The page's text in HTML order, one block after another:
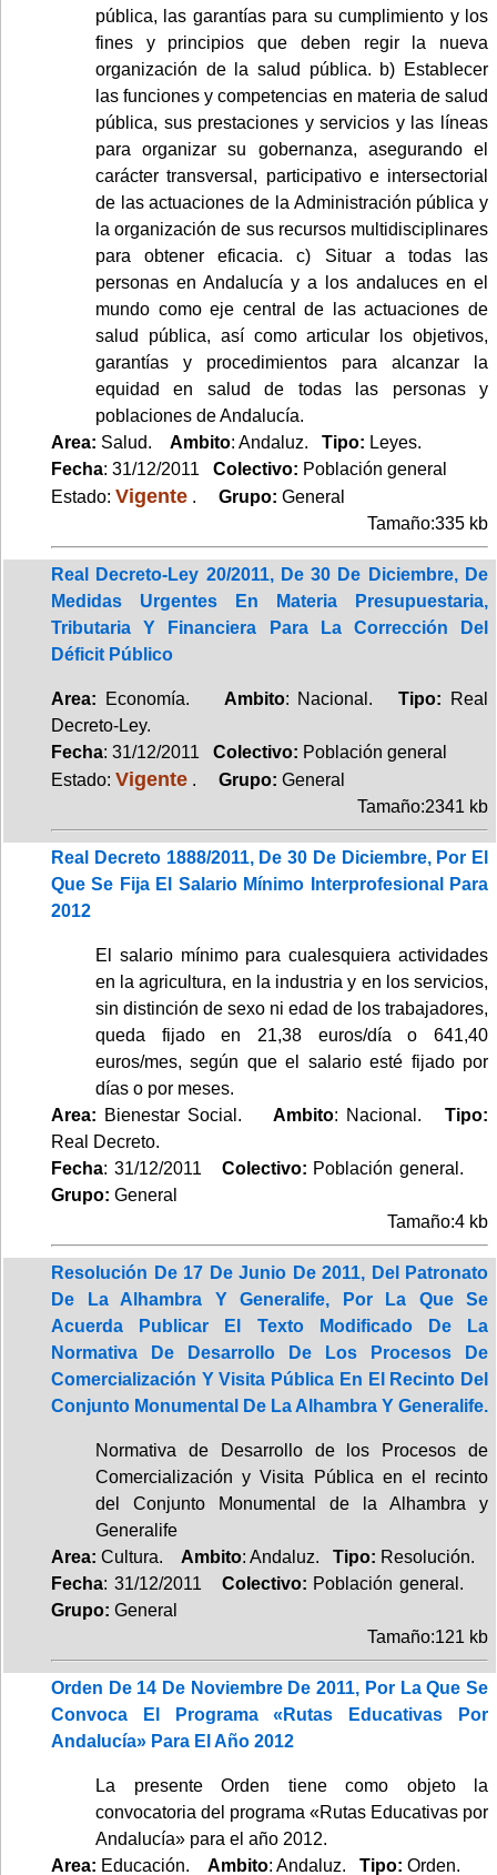
pública, las garantías para su cumplimiento y los
fines y principios que deben regir la nueva
organización de la salud pública. b) Establecer
las funciones y competencias en materia de salud
pública, sus prestaciones y servicios y las líneas
para organizar su gobernanza, asegurando el
carácter transversal, participativo e intersectorial
de las actuaciones de la Administración pública y
la organización de sus recursos multidisciplinares
para obtener eficacia. c) Situar a todas las
personas en Andalucía y a los andaluces en el
mundo como eje central de las actuaciones de
salud pública, así como articular los objetivos,
garantías y procedimientos para alcanzar la
equidad en salud de todas las personas y
poblaciones de Andalucía.
Area: Salud. Ambito: Andaluz. Tipo: Leyes.
Fecha: 31/12/2011 Colectivo: Población general
Estado: Vigente . Grupo: General
Tamaño:335 kb
Real Decreto-Ley 20/2011, De 30 De Diciembre, De
Medidas Urgentes En Materia Presupuestaria,
Tributaria Y Financiera Para La Corrección Del
Déficit Público
Area: Economía. Ambito: Nacional.Tipo:
Real
Decreto-Ley.
Fecha: 31/12/2011 Colectivo: Población general
Estado: Vigente . Grupo: General
Tamaño:2341 kb
Real Decreto 1888/2011, De 30 De Diciembre, Por El
Que Se Fija El Salario Mínimo Interprofesional Para
2012
El salario mínimo para cualesquiera actividades
en la agricultura, en la industria y en los servicios,
sin distinción de sexo ni edad de los trabajadores,
queda fijado en 21,38 euros/día o 641,40
euros/mes, según que el salario esté fijado por
días o por meses.
Area: Bienestar Social. Ambito: Nacional. Tipo:
Real Decreto.
Fecha: 31/12/2011 Colectivo: Población general.
Grupo: General
Tamaño:4 kb
Resolución De 17 De Junio De 2011, Del Patronato
De La Alhambra Y Generalife, Por La Que Se
Acuerda Publicar El Texto Modificado De La
Normativa De Desarrollo De Los Procesos De
Comercialización Y Visita Pública En El Recinto Del
Conjunto Monumental De La Alhambra Y Generalife.
Normativa de Desarrollo de los Procesos de
Comercialización y Visita Pública en el recinto
del Conjunto Monumental de la Alhambra y
Generalife
Area: Cultura. Ambito: Andaluz. Tipo: Resolución.
Fecha: 31/12/2011 Colectivo: Población general.
Grupo: General
Tamaño:121 kb
Orden De 14 De Noviembre De 2011, Por La Que Se
Convoca El Programa «Rutas Educativas Por
Andalucía» Para El Año 2012
La presente Orden tiene como objeto la
convocatoria del programa «Rutas Educativas por
Andalucía» para el año 2012.
Area: Educación. Ambito: Andaluz. Tipo: Orden.